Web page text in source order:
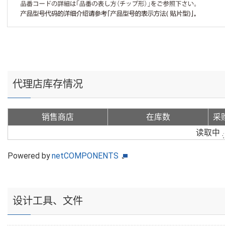
代理店库存情况
销售商店 在库数
采
读取中
Powered bynetCOMPONENTS
设计工具、文件